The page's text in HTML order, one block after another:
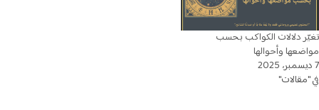
تغيّر دلالات الكواكب بحسب
مواضعها وأحوالها
7 ديسمبر، 2025
في "مقالات"